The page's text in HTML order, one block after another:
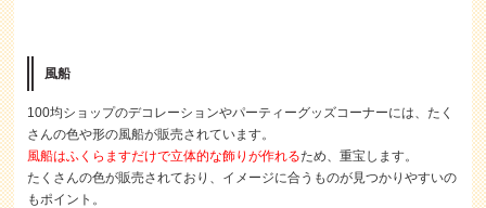
風船
100均ショップのデコレーションやパーティーグッズコーナーには、たく
さんの色や形の風船が販売されています。
風船はふくらますだけで立体的な飾りが作れるため、重宝します。
たくさんの色が販売されており、イメージに合うものが見つかりやすいの
もポイント。